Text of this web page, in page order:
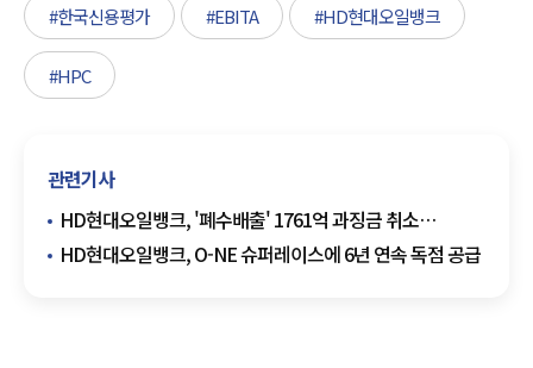
#한국신용평가 #EBITA #HD현대오일뱅크
#HPC
관련기사
HD현대오일뱅크, '폐수배출' 1761억 과징금 취소
행정심판 제기
HD현대오일뱅크, O-NE 슈퍼레이스에 6년 연속 독점 공급